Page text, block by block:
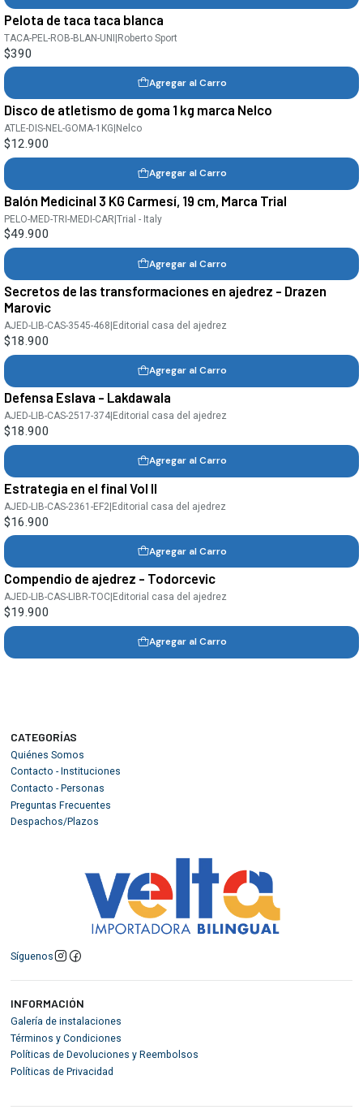
Pelota de taca taca blanca
TACA-PEL-ROB-BLAN-UNI|Roberto Sport
$390
Agregar al Carro
Disco de atletismo de goma 1 kg marca Nelco
ATLE-DIS-NEL-GOMA-1KG Nelco
$12.900
Agregar al Carro
Balón Medicinal 3 KG Carmesí, 19 cm, Marca Trial
PELO-MED-TRI-MEDI-CAR|Trial - Italy
$49.900
Agregar al Carro
Secretos de las transformaciones en ajedrez - Drazen
Marovic
AJED-LIB-CAS-3545-468|Editorial casa del ajedrez
$18.900
Agregar al Carro
Defensa Eslava - Lakdawala
AJED-LIB-CAS-2517-374 Editorial casa del ajedrez
$18.900
Agregar al Carro
Estrategia en el final Vol II
AJED-LIB-CAS-2361-EF2|Editorial casa del ajedrez
$16.900
Agregar al Carro
Compendio de ajedrez - Todorcevic
AJED-LIB-CAS-LIBR-TOC Editorial casa del ajedrez
$19.900
Agregar al Carro
CATEGORÍAS
Quiénes Somos
Contacto - Instituciones
Contacto - Personas
Preguntas Frecuentes
Despachos/Plazos
Síguenos
INFORMACIÓN
Galería de instalaciones
Términos y Condiciones
Políticas de Devoluciones y Reembolsos
Políticas de Privacidad